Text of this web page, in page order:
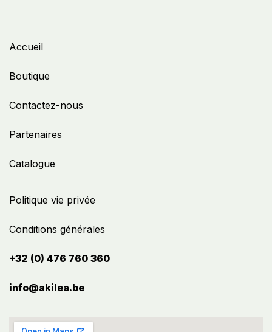
Politique vie privée
Conditions générales
+32 (0) 476 760 360
info@akilea.be​
Accueil
Boutique
Contactez-nous
Partenaires
Catalogue